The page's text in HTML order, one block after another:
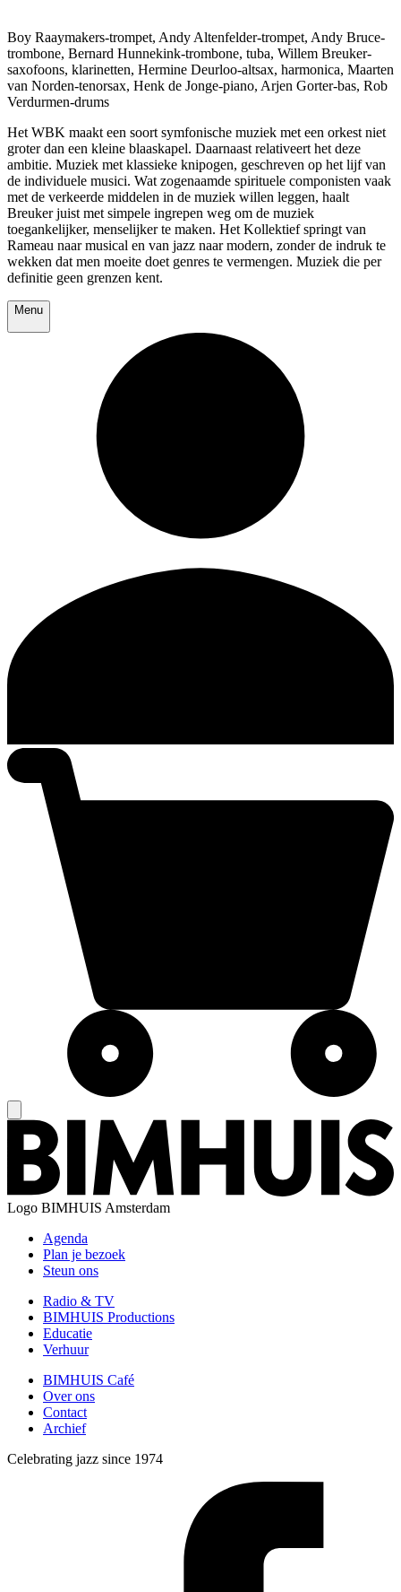
Boy Raaymakers-trompet, Andy Altenfelder-trompet, Andy Bruce-
trombone, Bernard Hunnekink-trombone, tuba, Willem Breuker-
saxofoons, klarinetten, Hermine Deurloo-altsax, harmonica, Maarten
van Norden-tenorsax, Henk de Jonge-piano, Arjen Gorter-bas, Rob
Verdurmen-drums
Het WBK maakt een soort symfonische muziek met een orkest niet
groter dan een kleine blaaskapel. Daarnaast relativeert het deze
ambitie. Muziek met klassieke knipogen, geschreven op het lijf van
de individuele musici. Wat zogenaamde spirituele componisten vaak
met de verkeerde middelen in de muziek willen leggen, haalt
Breuker juist met simpele ingrepen weg om de muziek
toegankelijker, menselijker te maken. Het Kollektief springt van
Rameau naar musical en van jazz naar modern, zonder de indruk te
wekken dat men moeite doet genres te vermengen. Muziek die per
definitie geen grenzen kent.
Menu
Logo BIMHUIS Amsterdam
Agenda
Plan je bezoek
Steun ons
Radio & TV
BIMHUIS Productions
Educatie
Verhuur
BIMHUIS Café
Over ons
Contact
Archief
Celebrating jazz since 1974